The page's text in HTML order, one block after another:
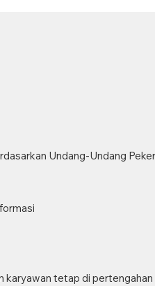
Undang-Undang
karyawan tetap di pertengahan